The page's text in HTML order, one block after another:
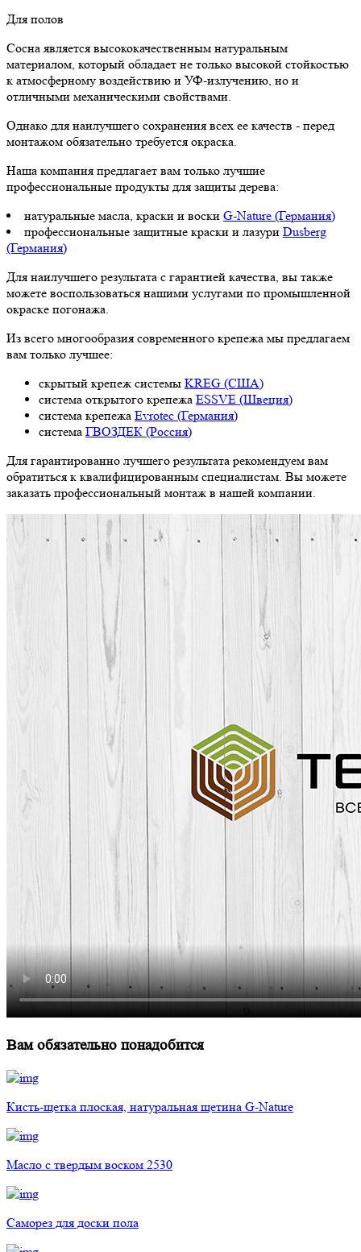
Для полов
Сосна является высококачественным натуральным
материалом, который обладает не только высокой стойкостью
к атмосферному воздействию и УФ-излучению, но и
отличными механическими свойствами.
Однако для наилучшего сохранения всех ее качеств - перед
монтажом обязательно требуется окраска.
Наша компания предлагает вам только лучшие
профессиональные продукты для защиты дерева:
натуральные масла, краски и воски G-Nature (Германия)
профессиональные защитные краски и лазури Dusberg
(Германия)
Для наилучшего результата с гарантией качества, вы также
можете воспользоваться нашими услугами по промышленной
окраске погонажа.
Из всего многообразия современного крепежа мы предлагаем
вам только лучшее:
скрытый крепеж системы KREG (США)
система открытого крепежа ESSVE (Швеция)
система крепежа Evrotec (Германия)
система ГВОЗДЕК (Россия)
Для гарантированно лучшего результата рекомендуем вам
обратиться к квалифицированным специалистам. Вы можете
заказать профессиональный монтаж в нашей компании.
Вам обязательно понадобится
Кисть-щетка плоская, натуральная щетина G-Nature
Масло с твердым воском 2530
Саморез для доски пола